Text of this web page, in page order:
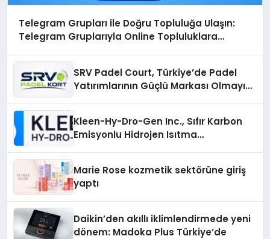
Telegram Grupları ile Doğru Topluluğa Ulaşın:
Telegram Gruplarıyla Online Topluluklara
SRV Padel Court, Türkiye’de Padel
Yatırımlarının Güçlü Markası Olmayı
Kleen-Hy-Dro-Gen Inc., Sıfır Karbon
Emisyonlu Hidrojen Isıtma
Marie Rose kozmetik sektörüne giriş
yaptı
Daikin’den akıllı iklimlendirmede yeni
dönem: Madoka Plus Türkiye’de